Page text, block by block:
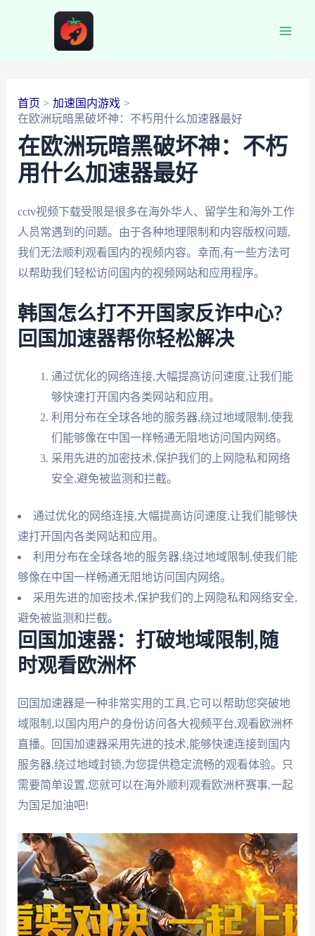
首页
加速国内游戏
在欧洲玩暗黑破坏神：不朽用什么加速器最好
在欧洲玩暗黑破坏神：不朽
用什么加速器最好
cctv视频下载受限是很多在海外华人、留学生和海外工作
人员常遇到的问题。由于各种地理限制和内容版权问题,
我们无法顺利观看国内的视频内容。幸而,有一些方法可
以帮助我们轻松访问国内的视频网站和应用程序。
韩国怎么打不开国家反诈中心?
回国加速器帮你轻松解决
通过优化的网络连接,大幅提高访问速度,让我们能
够快速打开国内各类网站和应用。
利用分布在全球各地的服务器,绕过地域限制,使我
们能够像在中国一样畅通无阻地访问国内网络。
采用先进的加密技术,保护我们的上网隐私和网络
安全,避免被监测和拦截。
通过优化的网络连接,大幅提高访问速度,让我们能够快
速打开国内各类网站和应用。
利用分布在全球各地的服务器,绕过地域限制,使我们能
够像在中国一样畅通无阻地访问国内网络。
采用先进的加密技术,保护我们的上网隐私和网络安全,
避免被监测和拦截。
回国加速器：打破地域限制,随
时观看欧洲杯
回国加速器是一种非常实用的工具,它可以帮助您突破地
域限制,以国内用户的身份访问各大视频平台,观看欧洲杯
直播。回国加速器采用先进的技术,能够快速连接到国内
服务器,绕过地域封锁,为您提供稳定流畅的观看体验。只
需要简单设置,您就可以在海外顺利观看欧洲杯赛事,一起
为国足加油吧!